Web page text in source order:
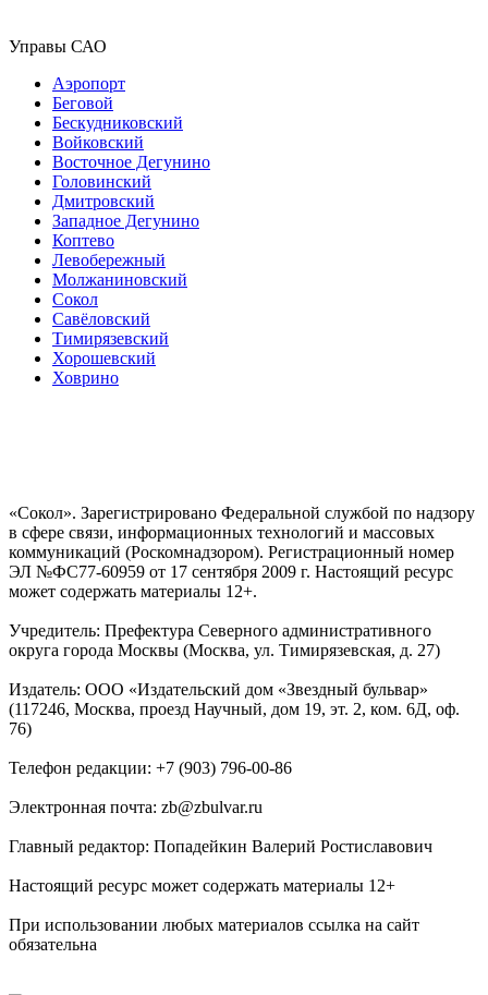
Управы САО
Аэропорт
Беговой
Бескудниковский
Войковский
Восточное Дегунино
Головинский
Дмитровский
Западное Дегунино
Коптево
Левобережный
Молжаниновский
Сокол
Савёловский
Тимирязевский
Хорошевский
Ховрино
«Сокол». Зарегистрировано Федеральной службой по надзору
в сфере связи, информационных технологий и массовых
коммуникаций (Роскомнадзором). Регистрационный номер
ЭЛ №ФС77-60959 от 17 сентября 2009 г. Настоящий ресурс
может содержать материалы 12+.
Учредитель: Префектура Северного административного
округа города Москвы (Москва, ул. Тимирязевская, д. 27)
Издатель: ООО «Издательский дом «Звездный бульвар»
(117246, Москва, проезд Научный, дом 19, эт. 2, ком. 6Д, оф.
76)
Телефон редакции: +7 (903) 796-00-86
Электронная почта: zb@zbulvar.ru
Главный редактор: Попадейкин Валерий Ростиславович
Настоящий ресурс может содержать материалы 12+
При использовании любых материалов ссылка на сайт
обязательна